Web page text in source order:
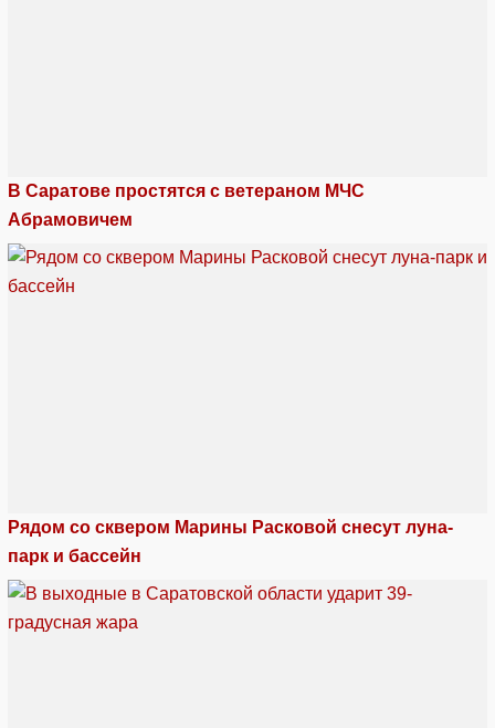
В Саратове простятся с ветераном МЧС
Абрамовичем
Рядом со сквером Марины Расковой снесут луна-
парк и бассейн